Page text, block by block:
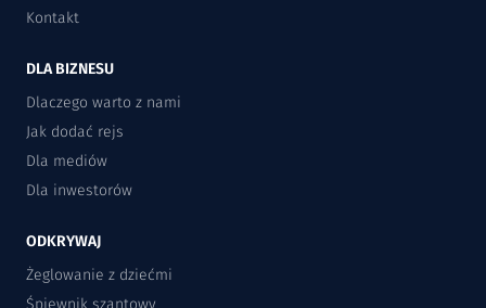
Kontakt
DLA BIZNESU
Dlaczego warto z nami
Jak dodać rejs
Dla mediów
Dla inwestorów
ODKRYWAJ
Żeglowanie z dziećmi
Śpiewnik szantowy